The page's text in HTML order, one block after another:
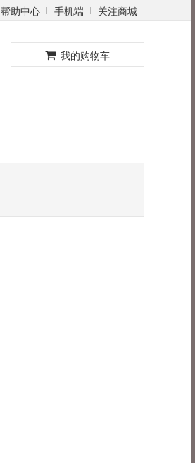
帮助中心 手机端 关注商城
我的购物车